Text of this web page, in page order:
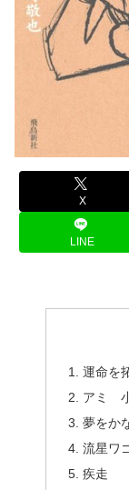
X
LINE
運命を
アミ 小
夢をか
流星ワ
疾走